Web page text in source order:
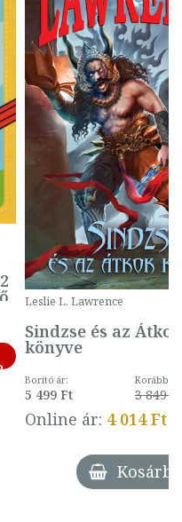
Leslie L. Lawrence
Sindzse és az Átkok
könyve
Borító ár:
5 499 Ft
Korábbi
3 849 Ft
Online ár: 4 014 Ft
Kosárba